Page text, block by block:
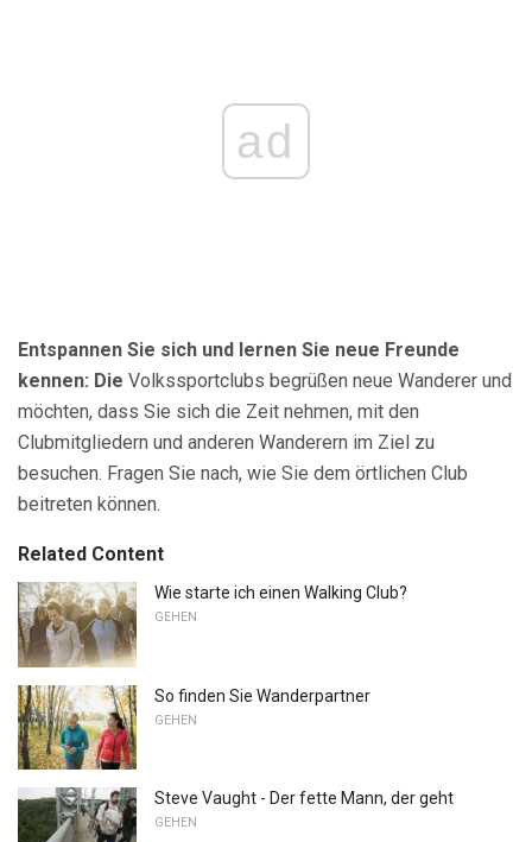
ad
Entspannen Sie sich und lernen Sie neue Freunde
kennen: Die Volkssportclubs begrüßen neue Wanderer und
möchten, dass Sie sich die Zeit nehmen, mit den
Clubmitgliedern und anderen Wanderern im Ziel zu
besuchen. Fragen Sie nach, wie Sie dem örtlichen Club
beitreten können.
Related Content
Wie starte ich einen Walking Club?
GEHEN
So finden Sie Wanderpartner
GEHEN
Steve Vaught - Der fette Mann, der geht
GEHEN